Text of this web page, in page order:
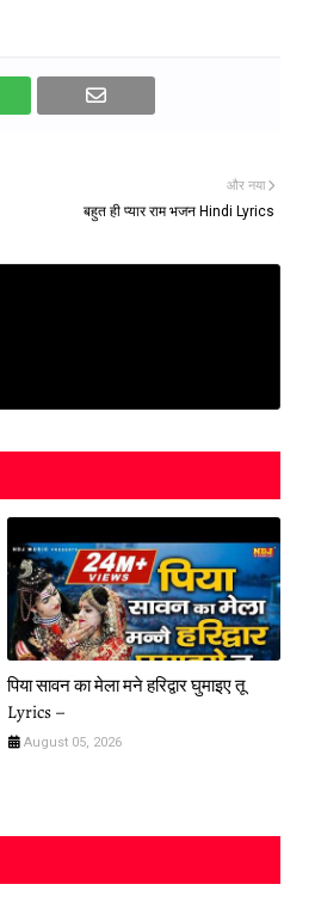
और नया
बहुत ही प्यार राम भजन Hindi Lyrics
पिया सावन का मेला मने हरिद्वार घुमाइए तू
Lyrics –
August 05, 2026